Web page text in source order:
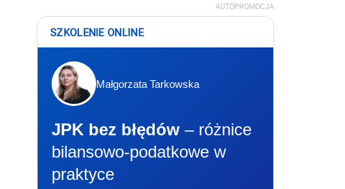
AUTOPROMOCJA
SZKOLENIE ONLINE
Małgorzata Tarkowska
JPK bez błędów – różnice
bilansowo-podatkowe w
praktyce